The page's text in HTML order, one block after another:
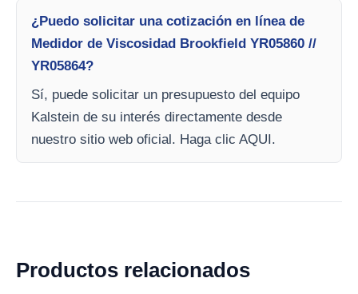
¿Puedo solicitar una cotización en línea de
Medidor de Viscosidad Brookfield YR05860 //
YR05864?
Sí, puede solicitar un presupuesto del equipo
Kalstein de su interés directamente desde
nuestro sitio web oficial. Haga clic AQUI.
Productos relacionados